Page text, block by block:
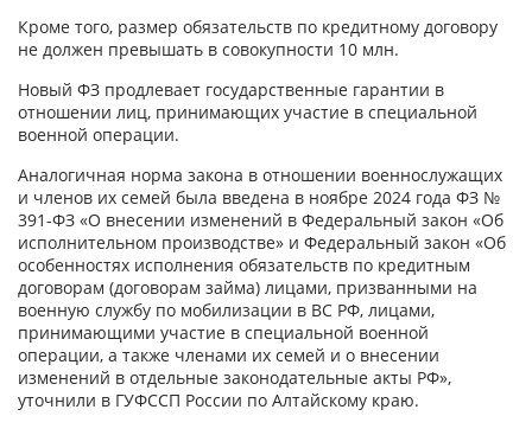
Кроме того, размер обязательств по кредитному договору
не должен превышать в совокупности 10 млн.
Новый ФЗ продлевает государственные гарантии в
отношении лиц, принимающих участие в специальной
военной операции.
Аналогичная норма закона в отношении военнослужащих
и членов их семей была введена в ноябре 2024 года ФЗ №
391-ФЗ «О внесении изменений в Федеральный закон «Об
исполнительном производстве» и Федеральный закон «Об
особенностях исполнения обязательств по кредитным
договорам (договорам займа) лицами, призванными на
военную службу по мобилизации в ВС РФ, лицами,
принимающими участие в специальной военной
операции, а также членами их семей и о внесении
изменений в отдельные законодательные акты РФ»,
уточнили в ГУФССП России по Алтайскому краю.